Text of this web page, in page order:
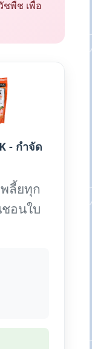
พืช เพื่อ
- กำจัด
ลี้ยทุก
อนใบ